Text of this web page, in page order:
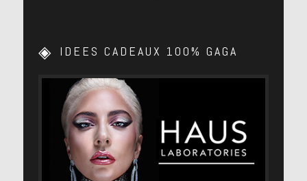
IDEES CADEAUX 100% GAGA